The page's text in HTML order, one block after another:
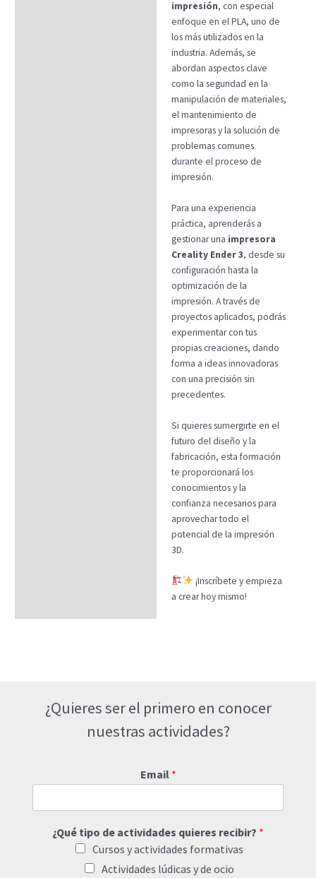
impresión, con especial
enfoque en el PLA, uno de
los más utilizados en la
industria. Además, se
abordan aspectos clave
como la seguridad en la
manipulación de materiales,
el mantenimiento de
impresoras y la solución de
problemas comunes
durante el proceso de
impresión.
Para una experiencia
práctica, aprenderás a
gestionar una impresora
Creality Ender 3, desde su
configuración hasta la
optimización de la
impresión. A través de
proyectos aplicados, podrás
experimentar con tus
propias creaciones, dando
forma a ideas innovadoras
con una precisión sin
precedentes.
Si quieres sumergirte en el
futuro del diseño y la
fabricación, esta formación
te proporcionará los
conocimientos y la
confianza necesarios para
aprovechar todo el
potencial de la impresión
3D.
¡Inscríbete y empieza
a crear hoy mismo!
¿Quieres ser el primero en conocer
nuestras actividades?
Email *
¿Qué tipo de actividades quieres recibir? *
Cursos y actividades formativas
Actividades lúdicas y de ocio